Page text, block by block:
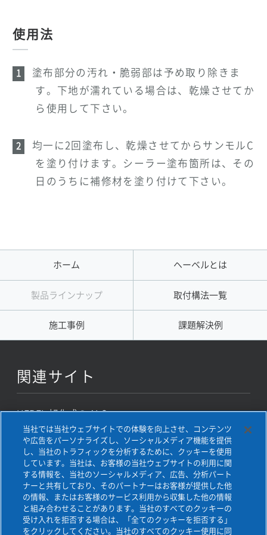
使用法
塗布部分の汚れ・脆弱部は予め取り除きま
す。下地が濡れている場合は、乾燥させてか
ら使用して下さい。
均一に2回塗布し、乾燥させてからサンモルC
を塗り付けます。シーラー塗布箇所は、その
日のうちに補修材を塗り付けて下さい。
ホーム ヘーベルとは
製品ラインナップ 取付構法一覧
施工事例 課題解決例
関連サイト
HEBEL 旭化成の ALC
ヘーベルライト
ヘーベルパワーボード
ユカテック
当社では当社ウェブサイトでの体験を向上させ、コンテンツ
や広告をパーソナライズし、ソーシャルメディア機能を提供
し、当社のトラフィックを分析するために、クッキーを使用
しています。当社は、お客様の当社ウェブサイトの利用に関
する情報を、当社のソーシャルメディア、広告、分析パート
ナーと共有しており、そのパートナーはお客様が提供した他
の情報、またはお客様のサービス利用から収集した他の情報
と組み合わせることがあります。当社のすべてのクッキーの
受け入れを拒否する場合は、「全てのクッキーを拒否する」
をクリックしてください。当社のすべてのクッキー使用に同